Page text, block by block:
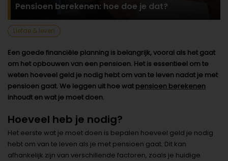
Pensioen berekenen: hoe doe je dat?
Liefde & leven
Een goede financiële planning is belangrijk, vooral als het gaat
om het opbouwen van een pensioen. Het is essentieel om te
weten hoeveel geld je nodig hebt om van te leven nadat je met
pensioen gaat. We leggen uit hoe wat pensioen berekenen
inhoudt en wat je moet doen.
Hoeveel heb je nodig?
Het eerste wat je moet doen is bepalen hoeveel geld je nodig
hebt om van te leven als je met pensioen gaat. Dit kan
afhankelijk zijn van verschillende factoren, zoals je huidige